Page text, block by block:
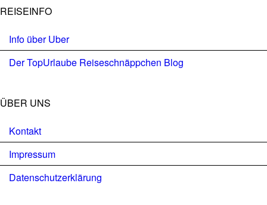
REISEINFO
Info über Uber
Der TopUrlaube Reiseschnäppchen Blog
ÜBER UNS
Kontakt
Impressum
Datenschutzerklärung